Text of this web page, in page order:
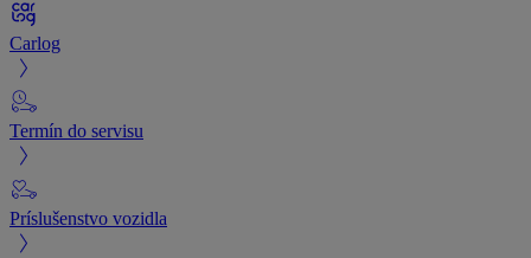
Carlog
Termín do servisu
Príslušenstvo vozidla